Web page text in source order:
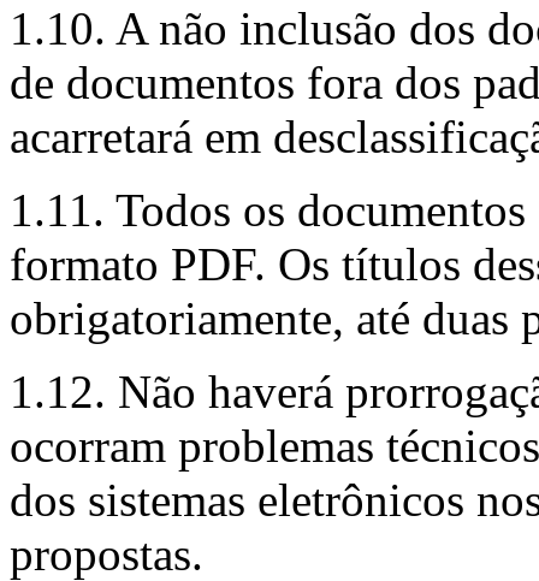
1.10. A não inclusão dos
de documentos fora dos
acarretará em
1.11. Todos os
formato PDF. Os títulos
obrigatoriamente, até duas
1.12. Não haverá
ocorram problemas
dos sistemas eletrônicos
propostas.